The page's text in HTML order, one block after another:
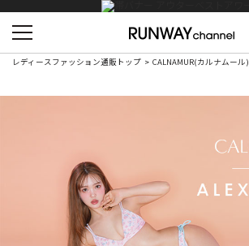
レディースファッション通販トップ CALNAMUR(カルナムール)